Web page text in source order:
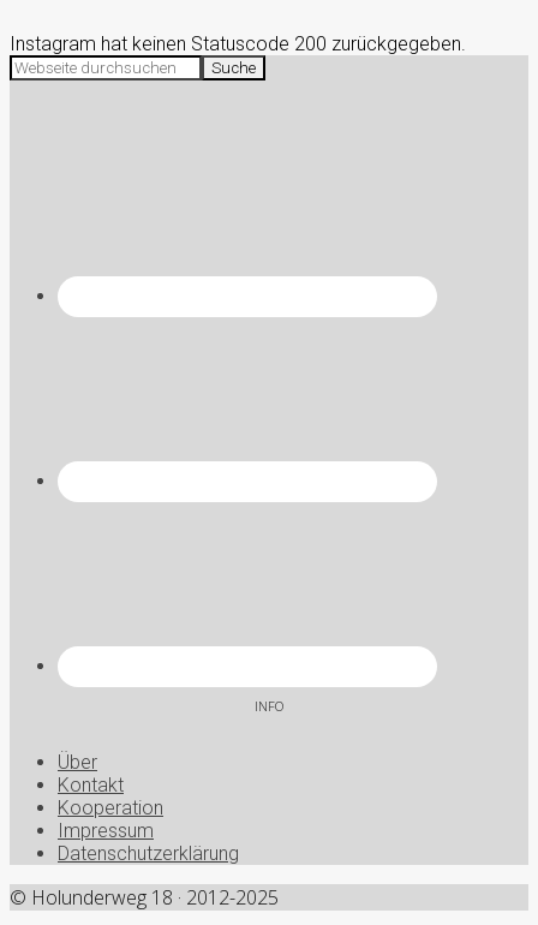
Instagram hat keinen Statuscode 200 zurückgegeben.
INFO
Über
Kontakt
Kooperation
Impressum
Datenschutzerklärung
© Holunderweg 18 · 2012-2025